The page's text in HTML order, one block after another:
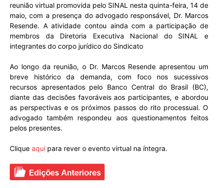
reunião virtual promovida pelo SINAL nesta quinta-feira, 14 de
maio, com a presença do advogado responsável, Dr. Marcos
Resende. A atividade contou ainda com a participação de
membros da Diretoria Executiva Nacional do SINAL e
integrantes do corpo jurídico do Sindicato
Ao longo da reunião, o Dr. Marcos Resende apresentou um
breve histórico da demanda, com foco nos sucessivos
recursos apresentados pelo Banco Central do Brasil (BC),
diante das decisões favoráveis aos participantes, e abordou
as perspectivas e os próximos passos do rito processual. O
advogado também respondeu aos questionamentos feitos
pelos presentes.
Clique aqui para rever o evento virtual na íntegra.